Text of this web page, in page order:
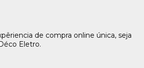
de compra online única, seja
Eletro.